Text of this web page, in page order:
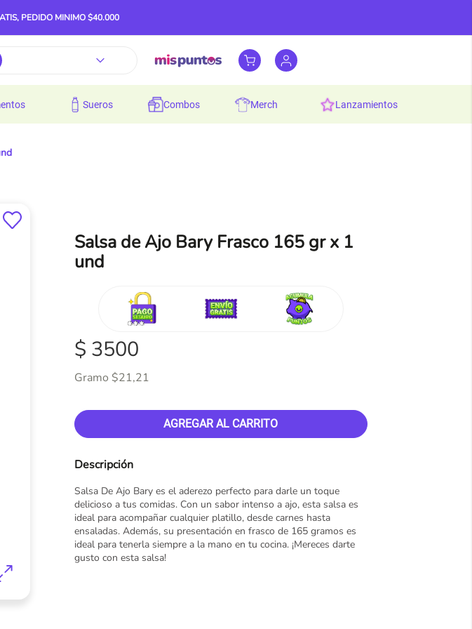
PEDIDO MINIMO $40.000
sueros combos merch lanzamientos
Salsa de Ajo Bary Frasco 165 gr x 1
und
Descripción
Salsa De Ajo Bary es el aderezo perfecto para darle un toque
delicioso a tus comidas. Con un sabor intenso a ajo, esta salsa es
ideal para acompañar cualquier platillo, desde carnes hasta
ensaladas. Además, su presentación en frasco de 165 gramos es
ideal para tenerla siempre a la mano en tu cocina. ¡Mereces darte
gusto con esta salsa!
$ 3500
Gramo $21,21
AGREGAR AL CARRITO